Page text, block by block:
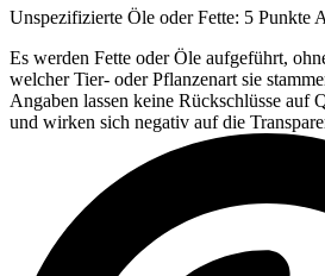
Unspezifizierte Öle oder Fette: 5 Punkte
Es werden Fette oder Öle aufgeführt,
welcher Tier- oder Pflanzenart sie
Angaben lassen keine Rückschlüsse auf
und wirken sich negativ auf die